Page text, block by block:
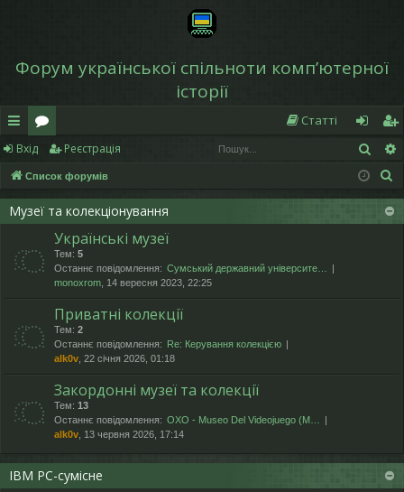
Форум української спільноти компʼютерної
історії
в
и
дк
д
ос
о
ру
м
Статті
хі
д
еє
ст
р
я
Вхід Реєстрація
Список форумів
Музеї та колекціонування
Українські музеї
Тем: 5
Останнє повідомлення: Сумський державний університе…
monoxrom , 14 вересня 2023, 22:25
Приватні колекції
Тем: 2
Останнє повідомлення:
Re: Керування колекцією
alk0v , 22 січня 2026, 01:18
Закордонні музеї та колекції
Тем: 13
Останнє повідомлення: OXO - Museo Del Videojuego (М…
alk0v , 13 червня 2026, 17:14
IBM PC-сумісне